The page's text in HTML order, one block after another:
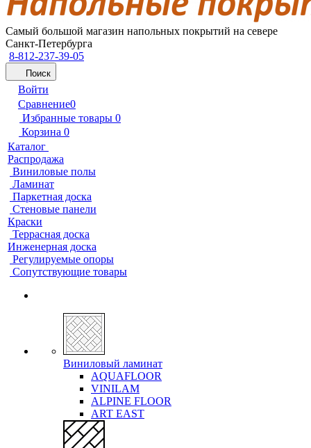
Самый большой магазин напольных покрытий на севере
Санкт-Петербурга
8-812-237-39-05
Поиск
Войти
Сравнение0
Избранные товары 0
Корзина 0
Каталог
Распродажа
Виниловые полы
Ламинат
Паркетная доска
Стеновые панели
Краски
Террасная доска
Инженерная доска
Регулируемые опоры
Сопутствующие товары
Виниловый ламинат
AQUAFLOOR
VINILAM
ALPINE FLOOR
ART EAST